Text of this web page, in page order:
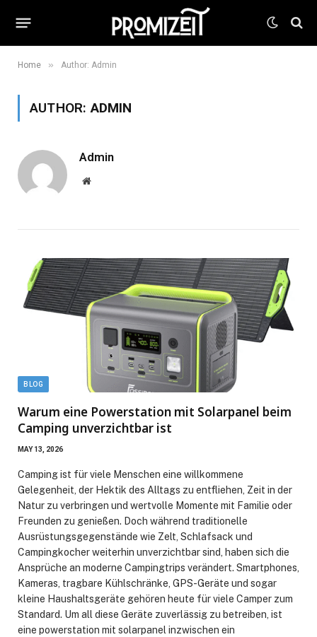
Home » Author: Admin
AUTHOR:ADMIN
Admin
Website
BLOG
Warum eine Powerstation mit Solarpanel beim
Camping unverzichtbar ist
MAY 13, 2026
Camping ist für viele Menschen eine willkommene
Gelegenheit, der Hektik des Alltags zu entfliehen, Zeit in der
Natur zu verbringen und wertvolle Momente mit Familie oder
Freunden zu genießen. Doch während traditionelle
Ausrüstungsgegenstände wie Zelt, Schlafsack und
Campingkocher weiterhin unverzichtbar sind, haben sich die
Ansprüche an moderne Campingtrips verändert. Smartphones,
Kameras, tragbare Kühlschränke, GPS-Geräte und sogar
kleine Haushaltsgeräte gehören heute für viele Camper zum
Standard. Um all diese Geräte zuverlässig zu betreiben, ist
eine powerstation mit solarpanel inzwischen ein